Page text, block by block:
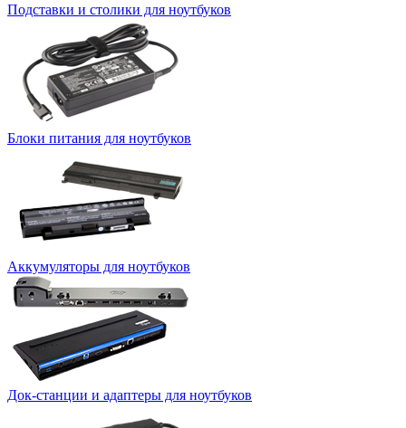
Подставки и столики для ноутбуков
Блоки питания для ноутбуков
Аккумуляторы для ноутбуков
Док-станции и адаптеры для ноутбуков